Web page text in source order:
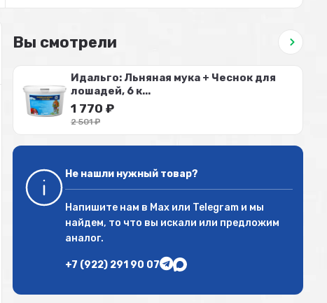
Вы смотрели
Идальго: Льняная мука + Чеснок для
лошадей, 6 к...
1 770₽
2 501₽
Не нашли нужный товар?
Напишите нам в Maxили Telegramи мы
найдем, то что вы искали или предложим
аналог.
+7 (922) 291 90 07